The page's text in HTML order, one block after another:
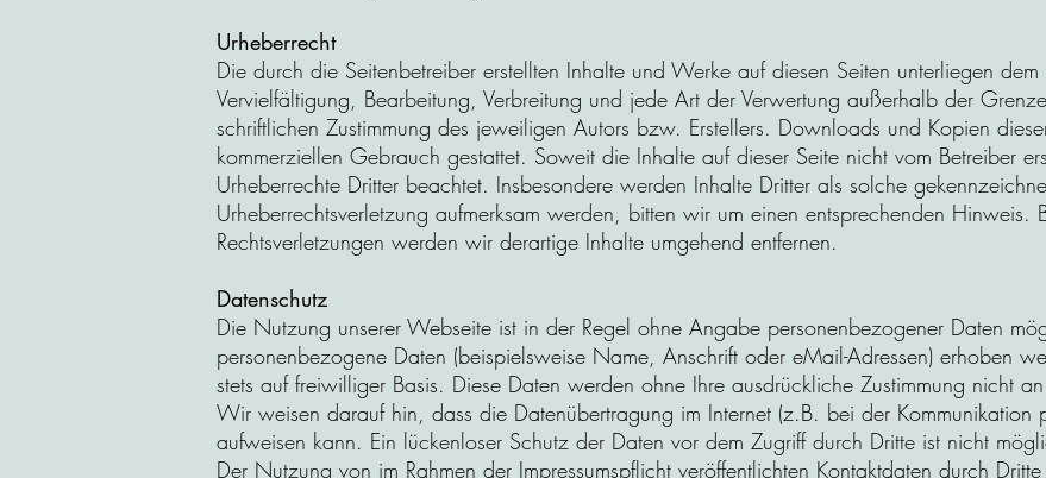
Urheberrecht
Die durch die Seitenbetreiber erstellten Inhalte und Werke auf diesen Seiten unterliegen
Vervielfältigung, Bearbeitung, Verbreitung und jede Art der Verwertung außerhalb der
schriftlichen Zustimmung des jeweiligen Autors bzw. Erstellers. Downloads und Kopien
kommerziellen Gebrauch gestattet. Soweit die Inhalte auf dieser Seite nicht vom Betreiber
Urheberrechte Dritter beachtet. Insbesondere werden Inhalte Dritter als solche
Urheberrechtsverletzung aufmerksam werden, bitten wir um einen entsprechenden Hinweis.
Rechtsverletzungen werden wir derartige Inhalte umgehend entfernen.
Datenschutz
Die Nutzung unserer Webseite ist in der Regel ohne Angabe personenbezogener Daten
personenbezogene Daten (beispielsweise Name, Anschrift oder eMail-Adressen) erhoben
stets auf freiwilliger Basis. Diese Daten werden ohne Ihre ausdrückliche Zustimmung nicht
Wir weisen darauf hin, dass die Datenübertragung im Internet (z.B. bei der Kommunikation
aufweisen kann. Ein lückenloser Schutz der Daten vor dem Zugriff durch Dritte ist nicht
Der Nutzung von im Rahmen der Impressumspflicht veröffentlichten Kontaktdaten durch